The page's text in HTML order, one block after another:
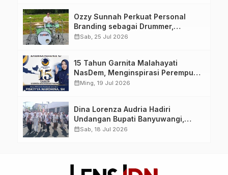
Ozzy Sunnah Perkuat Personal
Branding sebagai Drummer,
Produser, dan Sutradara Melalui
calendar_monthSab, 25 Jul 2026
15 Tahun Garnita Malahayati
NasDem, Menginspirasi Perempuan
Memimpin Perubahan Bangsa
calendar_monthMing, 19 Jul 2026
Dina Lorenza Audria Hadiri
Undangan Bupati Banyuwangi,
Saksikan Banyuwangi Ethno
calendar_monthSab, 18 Jul 2026